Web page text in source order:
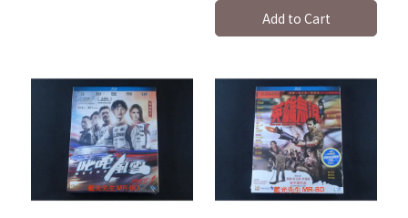
Add to Cart